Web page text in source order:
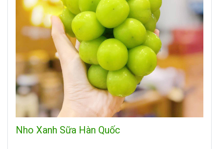
Nho Xanh Sữa Hàn Quốc